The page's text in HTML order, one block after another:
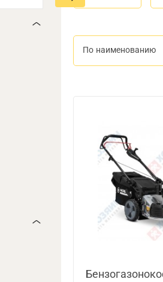
По наименованию